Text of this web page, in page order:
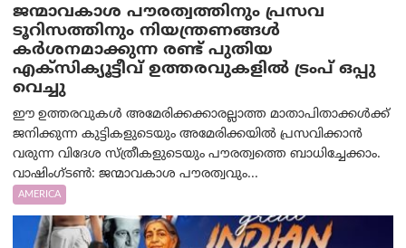
ജന്മാവകാശ പൗരത്വത്തിനും പ്രസവ
ടൂറിസത്തിനും നിയന്ത്രണങ്ങൾ
കർശനമാക്കുന്ന രണ്ട് പുതിയ
എക്സിക്യൂട്ടീവ് ഉത്തരവുകളിൽ ട്രംപ് ഒപ്പു
വെച്ചു
ഈ ഉത്തരവുകൾ അമേരിക്കക്കാരല്ലാത്ത മാതാപിതാക്കൾക്ക്
ജനിക്കുന്ന കുട്ടികളുടെയും അമേരിക്കയിൽ പ്രസവിക്കാൻ
വരുന്ന വിദേശ സ്ത്രീകളുടെയും പൗരത്വത്തെ ബാധിച്ചേക്കാം.
വാഷിംഗ്ടണ്‍: ജന്മാവകാശ പൗരത്വവും...
AMERICA